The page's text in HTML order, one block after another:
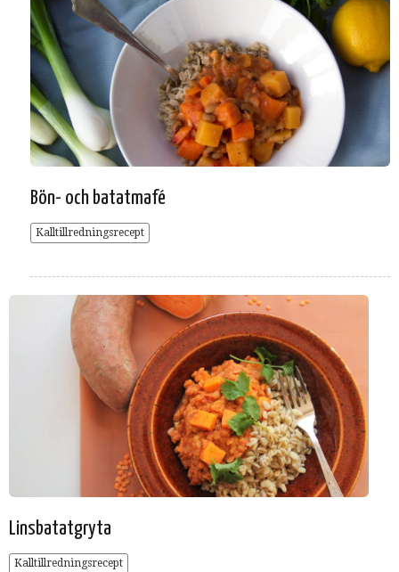
Bön- och batatmafé
Kalltillredningsrecept
Linsbatatgryta
Kalltillredningsrecept